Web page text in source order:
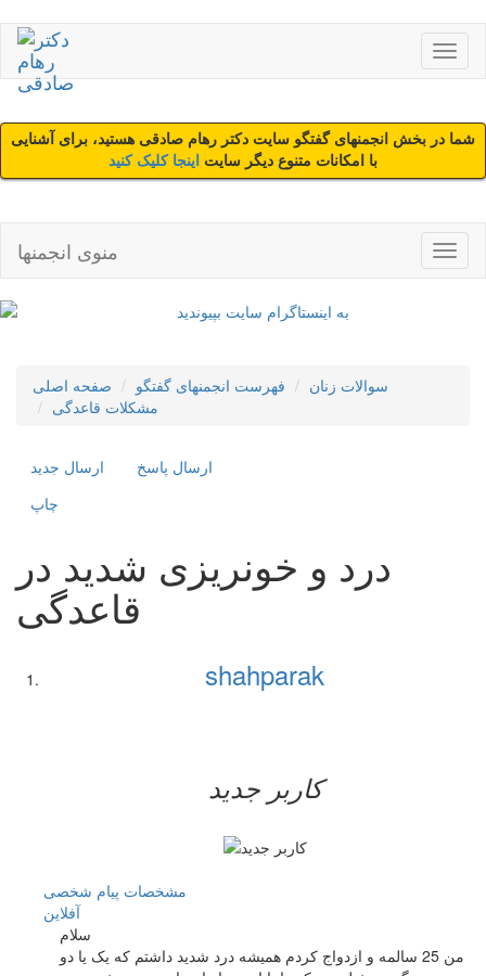
شما در بخش انجمنهای گفتگو سایت دکتر رهام صادقی هستید، برای آشنایی
با امکانات متنوع دیگر سایت اینجا کلیک کنید
منوی انجمنها
صفحه اصلی فهرست انجمنهای گفتگو
سوالات زنان
مشکلات قاعدگی
ارسال جديد
ارسال پاسخ
چاپ
درد و خونریزی شدید در
قاعدگی
shahparak
کاربر جدید
مشخصات پیام شخصی
آفلاين
سلام
من 25 سالمه و ازدواج کردم همیشه درد شدید داشتم که یک یا دو